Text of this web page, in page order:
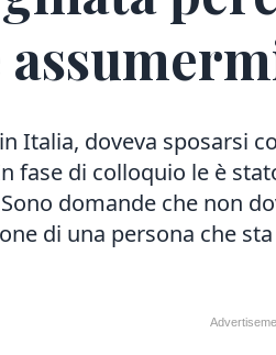
in Italia, doveva sposarsi
fase di colloquio le è
Sono domande che non
di una persona che